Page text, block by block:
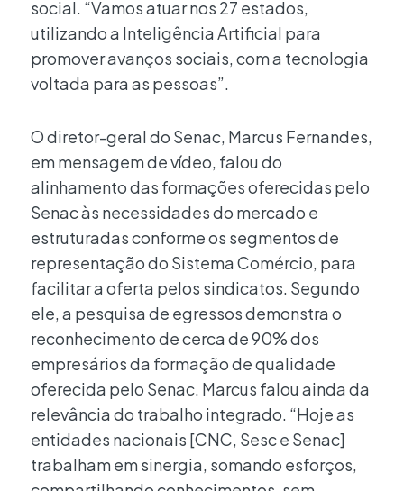
social. “Vamos atuar nos 27 estados,
utilizando a Inteligência Artificial para
promover avanços sociais, com a tecnologia
voltada para as pessoas”.
O diretor-geral do Senac, Marcus Fernandes,
em mensagem de vídeo, falou do
alinhamento das formações oferecidas pelo
Senac às necessidades do mercado e
estruturadas conforme os segmentos de
representação do Sistema Comércio, para
facilitar a oferta pelos sindicatos. Segundo
ele, a pesquisa de egressos demonstra o
reconhecimento de cerca de 90% dos
empresários da formação de qualidade
oferecida pelo Senac. Marcus falou ainda da
relevância do trabalho integrado. “Hoje as
entidades nacionais [CNC, Sesc e Senac]
trabalham em sinergia, somando esforços,